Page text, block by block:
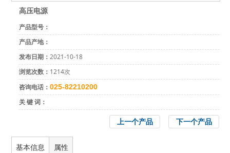
高压电源
产品型号：
产品产地：
发布日期：2021-10-18
浏览次数： 1214次
咨询电话：025-82210200
关 键 词：
下一个产品
上一个产品
基本信息 属性